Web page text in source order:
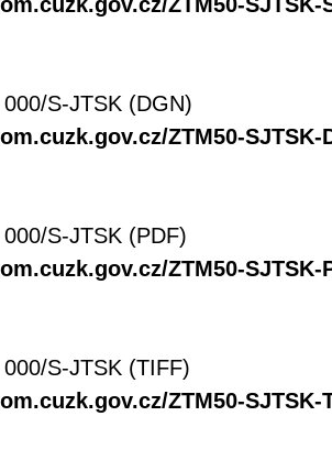
S-JTSK (DGN)
ZTM50-SJTSK-
S-JTSK (PDF)
ZTM50-SJTSK-
S-JTSK (TIFF)
ZTM50-SJTSK-